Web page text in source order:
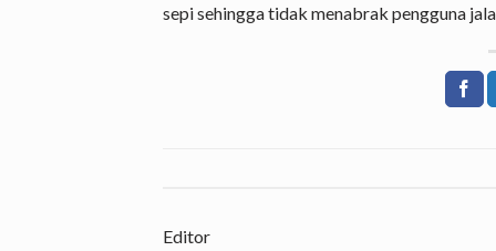
sepi sehingga tidak menabrak pengguna
Editor